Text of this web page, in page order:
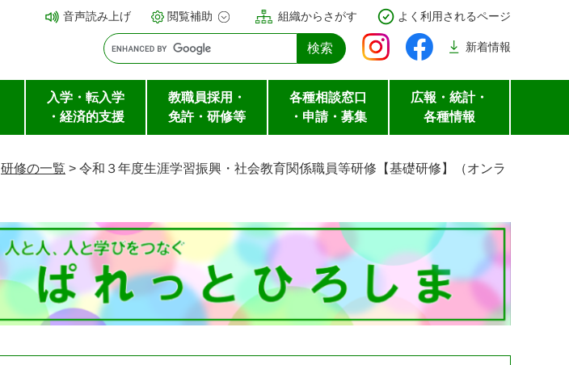
音声読み上げ 閲覧補助 組織からさがす よく利用されるページ
新着情報
入学・転入学
・経済的支援
教職員採用・
免許・研修等
各種相談窓口
・申請・募集
広報・統計・
各種情報
研修の一覧 > 令和３年度生涯学習振興・社会教育関係職員等研修【基礎研修】（オンラ